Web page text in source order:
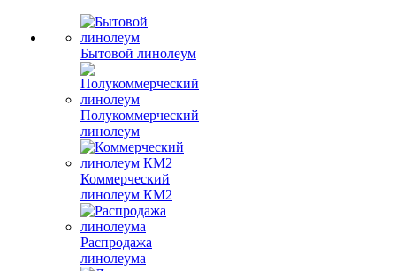
Бытовой линолеум
Полукоммерческий
линолеум
Коммерческий
линолеум КМ2
Распродажа
линолеума